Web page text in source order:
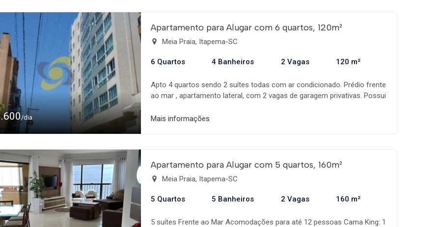
/dia
Apartamento para Alugar com 6 quartos, 120m²
Meia Praia, Itapema-SC
6 Quartos 4 Banheiros 2 Vagas 120 m²
Apto 4 quartos sendo 2 suítes todas com ar condicionado. Prédio frente
ao mar , apartamento lateral, com 2 vagas de garagem privativas. Possui
Apartamento finamento mobiliado, com eletrodomésticos em aço e
Mais informações
Apartamento para Alugar com 5 quartos, 160m²
Meia Praia, Itapema-SC
5 Quartos 5 Banheiros 2 Vagas 160 m²
5 suítes Frente ao Mar Acomodações para até 12 pessoas Cama King: 1